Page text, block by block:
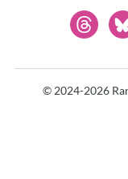
© 2024-2026